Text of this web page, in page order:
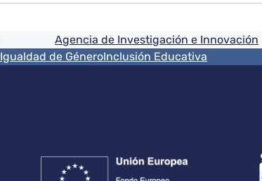
Agencia de Investigación e Innovación
Igualdad de GéneroInclusión Educativa